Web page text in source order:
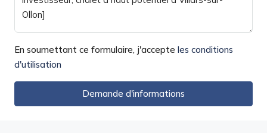
En soumettant ce formulaire, j'accepte les conditions
d'utilisation
Demande d'informations